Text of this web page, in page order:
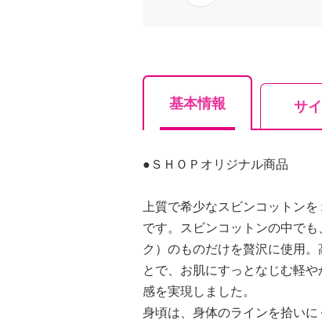
基本情報 サ
●ＳＨＯＰオリジナル商品
上質で希少なスビンコットン
です。スビンコットンの中で
ク）のものだけを贅沢に使用
とで、お肌にすっとなじむ軽
感を実現しました。
身頃は、身体のラインを拾い